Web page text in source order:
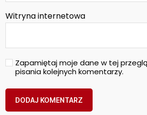
Witryna internetowa
Zapamiętaj moje dane w tej
pisania kolejnych komentarzy.